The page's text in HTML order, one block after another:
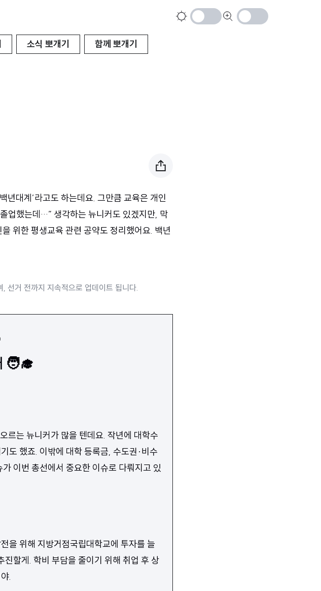
소식 뽀개기 함께 뽀개기
년대계’라고도 하는데요. 그만큼 교육은 개인
업했는데…” 생각하는 뉴니커도 있겠지만, 막
위한 평생교육 관련 공약도 정리했어요. 백년
선거 전까지 지속적으로 업데이트 됩니다.
🧑‍🎓
르는 뉴니커가 많을 텐데요. 작년에 대학수
도 했죠. 이밖에 대학 등록금, 수도권·비수
이번 총선에서 중요한 이슈로 다뤄지고 있
을 위해 지방거점국립대학교에 투자를 늘
진할게. 학비 부담을 줄이기 위해 취업 후 상
.